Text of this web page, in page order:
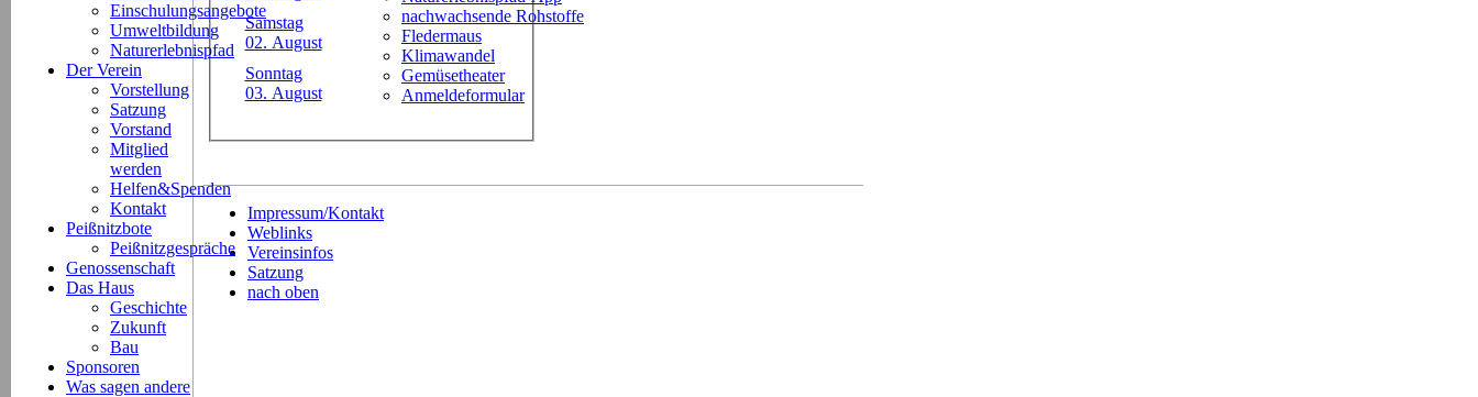
nachwachsende Rohstoffe
Fledermaus
Klimawandel
Gemüsetheater
Anmeldeformular
Einschulungsangebote
Umweltbildung
Naturerlebnispfad
Der Verein
Vorstellung
Satzung
Vorstand
Mitglied
werden
Helfen&Spenden
Kontakt
Peißnitzbote
Peißnitzgespräche
Genossenschaft
Das Haus
Geschichte
Zukunft
Bau
Sponsoren
Was sagen andere
Samstag
02. August
Sonntag
03. August
Impressum/Kontakt
Weblinks
Vereinsinfos
Satzung
nach oben